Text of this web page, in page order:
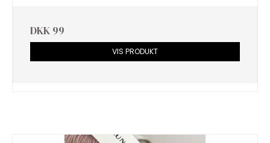
DKK 99
VIS PRODUKT